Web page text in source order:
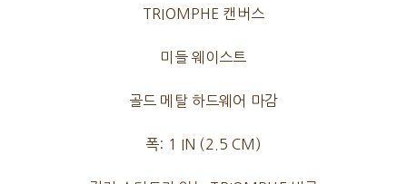
TRIOMPHE 캔버스
미들 웨이스트
골드 메탈 하드웨어 마감
폭: 1 IN (2.5 CM)